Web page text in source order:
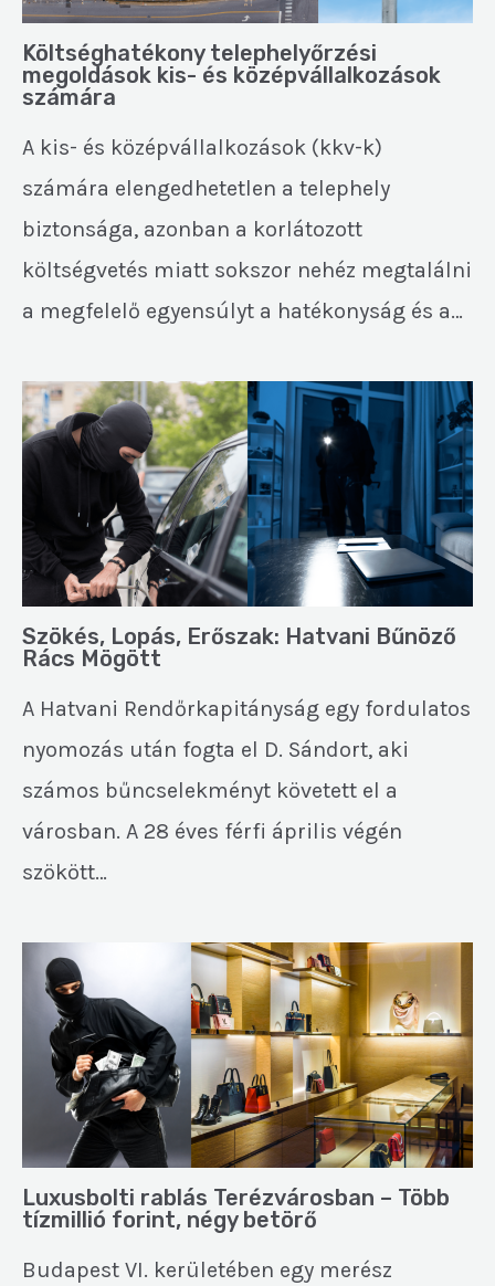
Költséghatékony telephelyőrzési
megoldások kis- és középvállalkozások
számára
A kis- és középvállalkozások (kkv-k)
számára elengedhetetlen a telephely
biztonsága, azonban a korlátozott
költségvetés miatt sokszor nehéz megtalálni
a megfelelő egyensúlyt a hatékonyság és a…
Szökés, Lopás, Erőszak: Hatvani Bűnöző
Rács Mögött
A Hatvani Rendőrkapitányság egy fordulatos
nyomozás után fogta el D. Sándort, aki
számos bűncselekményt követett el a
városban. A 28 éves férfi április végén
szökött…
Luxusbolti rablás Terézvárosban – Több
tízmillió forint, négy betörő
Budapest VI. kerületében egy merész